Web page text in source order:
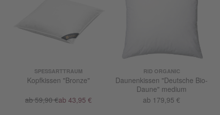
SPESSARTTRAUM
Kopfkissen "Bronze"
ab 59,90 €ab 43,95 €
RID ORGANIC
Daunenkissen "Deutsche Bio-
Daune" medium
ab 179,95 €